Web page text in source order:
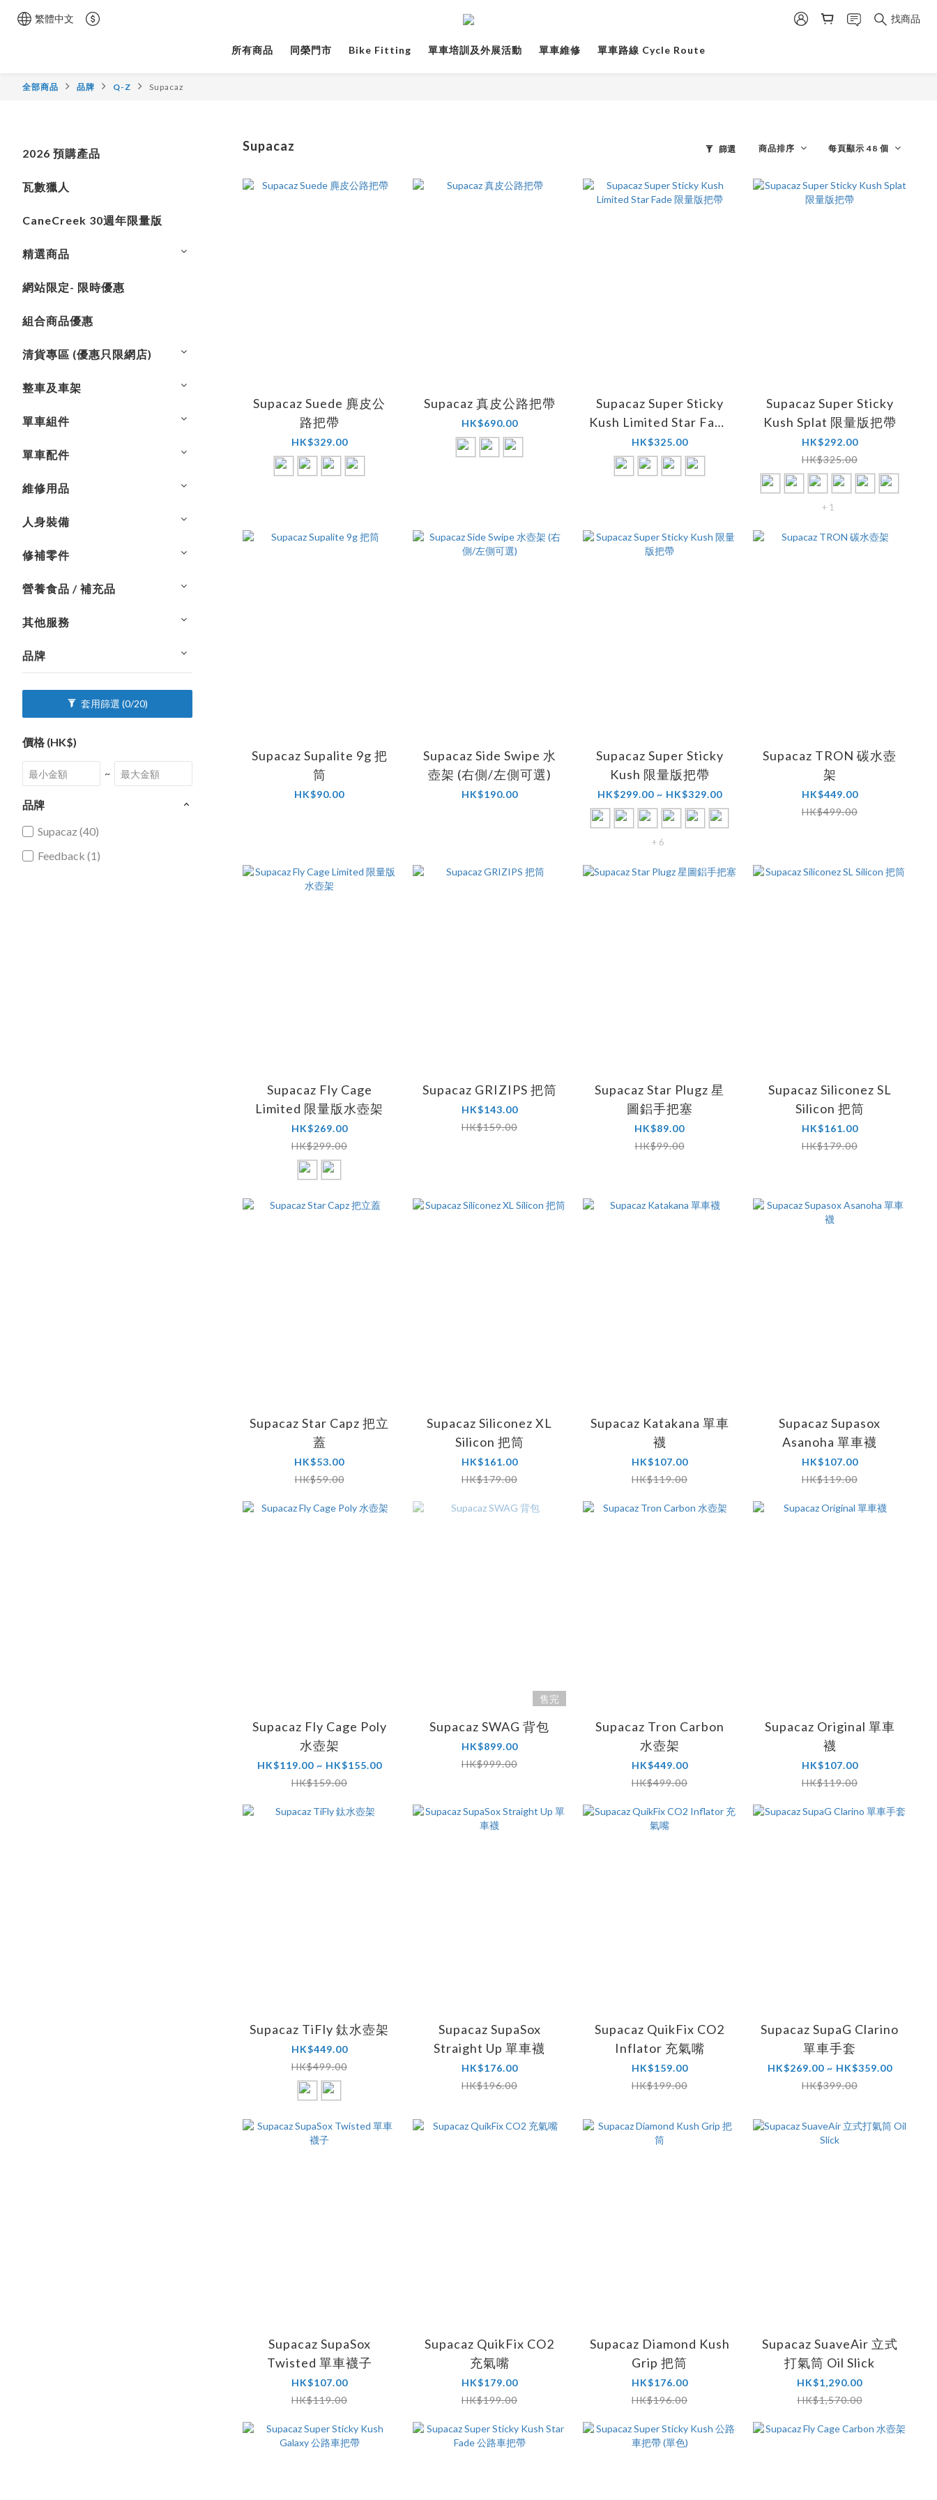
繁體中文 找商品
所有商品 同榮門市 Bike Fitting 單車培訓及外展活動 單車維修 單車路線 Cycle Route
全部商品 品牌 Q-Z Supacaz
2026 預購產品
瓦數獵人
CaneCreek 30週年限量版
精選商品
網站限定- 限時優惠
組合商品優惠
清貨專區 (優惠只限網店)
整車及車架
單車組件
單車配件
維修用品
人身裝備
修補零件
營養食品 / 補充品
其他服務
品牌
套用篩選 (0/20)
價格 (HK$)
~
品牌
Supacaz (40)
Feedback (1)
Supacaz 篩選 商品排序 每頁顯示 48 個
Supacaz Suede 麂皮公
路把帶
HK$329.00
Supacaz 真皮公路把帶
HK$690.00
Supacaz Super Sticky
Kush Limited Star Fade
限量版把帶
HK$325.00
Supacaz Super Sticky
Kush Splat 限量版把帶
HK$292.00
HK$325.00
+ 1
Supacaz Supalite 9g 把
筒
HK$90.00
Supacaz Side Swipe 水
壺架 (右側/左側可選)
HK$190.00
Supacaz Super Sticky
Kush 限量版把帶
HK$299.00 ~ HK$329.00
+ 6
Supacaz TRON 碳水壺
架
HK$449.00
HK$499.00
Supacaz Fly Cage
Limited 限量版水壺架
HK$269.00
HK$299.00
Supacaz GRIZIPS 把筒
HK$143.00
HK$159.00
Supacaz Star Plugz 星
圖鋁手把塞
HK$89.00
HK$99.00
Supacaz Siliconez SL
Silicon 把筒
HK$161.00
HK$179.00
Supacaz Star Capz 把立
蓋
HK$53.00
HK$59.00
Supacaz Siliconez XL
Silicon 把筒
HK$161.00
HK$179.00
Supacaz Katakana 單車
襪
HK$107.00
HK$119.00
Supacaz Supasox
Asanoha 單車襪
HK$107.00
HK$119.00
Supacaz Fly Cage Poly
水壺架
HK$119.00 ~ HK$155.00
HK$159.00
售完
Supacaz SWAG 背包
HK$899.00
HK$999.00
Supacaz Tron Carbon
水壺架
HK$449.00
HK$499.00
Supacaz Original 單車
襪
HK$107.00
HK$119.00
Supacaz TiFly 鈦水壺架
HK$449.00
HK$499.00
Supacaz SupaSox
Straight Up 單車襪
HK$176.00
HK$196.00
Supacaz QuikFix CO2
Inflator 充氣嘴
HK$159.00
HK$199.00
Supacaz SupaG Clarino
單車手套
HK$269.00 ~ HK$359.00
HK$399.00
Supacaz SupaSox
Twisted 單車襪子
HK$107.00
HK$119.00
Supacaz QuikFix CO2
充氣嘴
HK$179.00
HK$199.00
Supacaz Diamond Kush
Grip 把筒
HK$176.00
HK$196.00
Supacaz SuaveAir 立式
打氣筒 Oil Slick
HK$1,290.00
HK$1,570.00